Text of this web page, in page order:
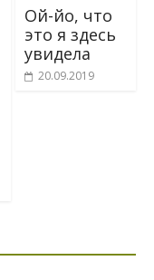
Ой-йо, что
это я здесь
увидела
20.09.2019